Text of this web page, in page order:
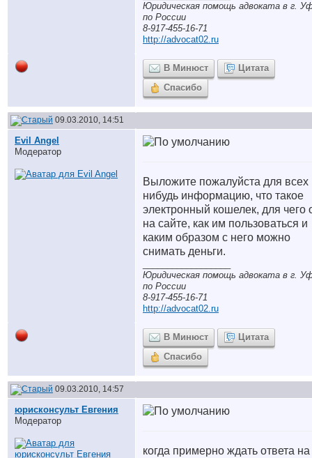
Юридическая помощь адвоката в г.
по России
8-917-455-16-71
http://advocat02.ru
В Минюст
Цитата
Спасибо
09.03.2010, 14:51
Evil Angel
Модератор
Выложите пожалуйста для всех
нибудь информацию, что такое
электронный кошелек, для чего
на сайте, как им пользоваться и
каким образом с него можно
снимать деньги.
Юридическая помощь адвоката в г.
по России
8-917-455-16-71
http://advocat02.ru
В Минюст
Цитата
Спасибо
09.03.2010, 14:57
юрисконсульт Евгения
Модератор
когда примерно ждать ответа на